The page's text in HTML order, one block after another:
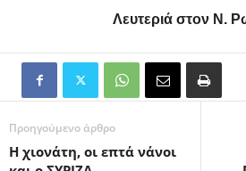
Λευτεριά στον Ν.
Προηγούμενο άρθρο
Η χιονάτη, οι επτά νάνοι